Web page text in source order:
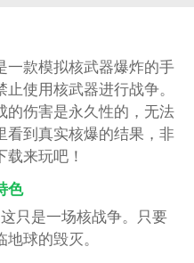
一款模拟核武器爆炸的手
使用核武器进行战争。
的伤害是永久性的，无法
看到真实核爆的结果，非
来玩吧！
色
只是一场核战争。只要
球的毁灭。